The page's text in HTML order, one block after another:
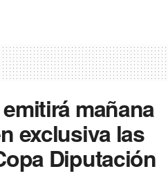
mañana
exclusiva las
Diputación